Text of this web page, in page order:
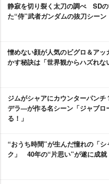
静寂を切り裂く太刀の調べ SD
た“侍”武者ガンダムの抜刀シーン
憎めない顔が人気のビグロ＆アッ
かす秘訣は「世界観からハズれな
ジムがシャアにカウンターパン
デラ―が作る名シーン「ジャブロ
る！」
“おうち時間”が生んだ憧れの「シ
ク」 40年の“片思い”が遂に成就